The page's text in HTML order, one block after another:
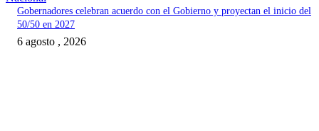
Gobernadores celebran acuerdo con el Gobierno y proyectan el inicio del
50/50 en 2027
6 agosto , 2026